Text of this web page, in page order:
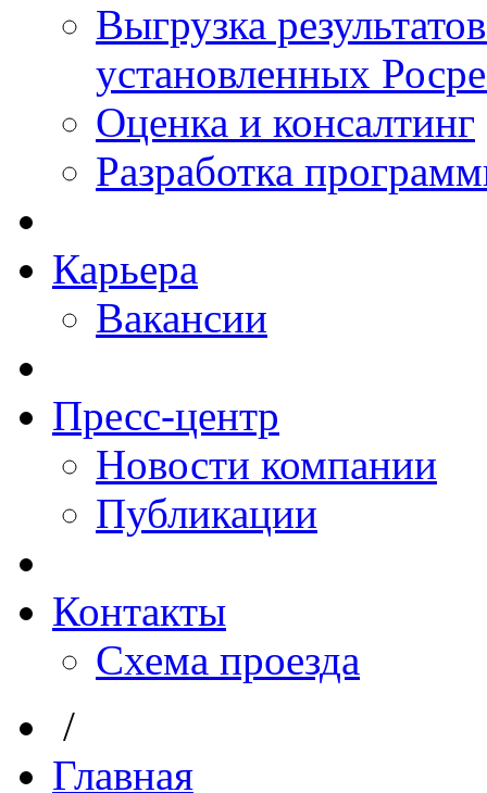
Выгрузка
установленных
Оценка и консалтинг
Разработка
Карьера
Вакансии
Пресс-центр
Новости компании
Публикации
Контакты
Схема проезда
/
Главная